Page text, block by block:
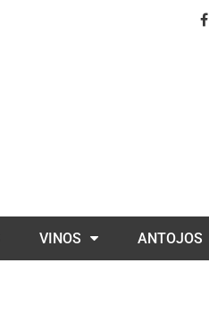
VINOS ANTOJOS